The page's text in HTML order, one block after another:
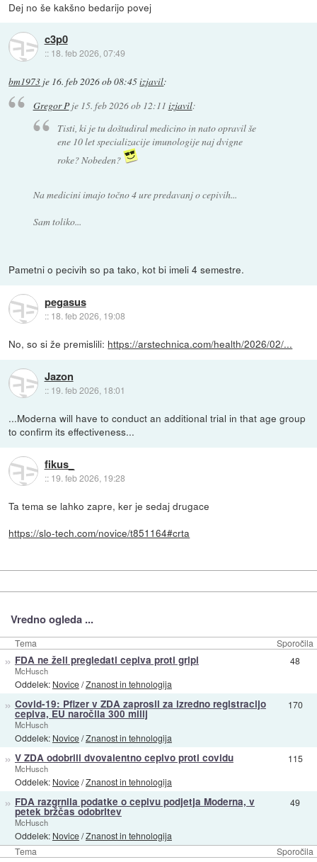
Dej no še kakšno bedarijo povej
c3p0
:: 18. feb 2026, 07:49
bm1973 je 16. feb 2026 ob 08:45izjavil:
Gregor Pje 15. feb 2026 ob 12:11 izjavil:
Tisti, ki je tu doštudiral medicino in nato opravil še
ene 10 let specializacije imunologije naj dvigne
roke? Nobeden?
Na medicini imajo točno 4 ure predavanj o cepivih...
Sam toliko...
Pametni o pecivih so pa tako, kot bi imeli 4 semestre.
pegasus
:: 18. feb 2026, 19:08
No, so si že premislili: https://arstechnica.com/health/2026/02/...
Jazon
:: 19. feb 2026, 18:01
...Moderna will have to conduct an additional trial in that age group
to confirm its effectiveness...
fikus_
:: 19. feb 2026, 19:28
Ta tema se lahko zapre, ker je sedaj drugace
https://slo-tech.com/novice/t851164#crta
Vredno ogleda ...
Tema Sporočila
Tema Sporočila
» FDA ne želi pregledati cepiva proti gripi
McHusch
Oddelek: Novice/Znanost in tehnologija
48
» Covid-19: Pfizer v ZDA zaprosil za izredno registracijo
cepiva, EU naročila 300 milij
McHusch
Oddelek: Novice/Znanost in tehnologija
170
» V ZDA odobrili dvovalentno cepivo proti covidu
McHusch
Oddelek: Novice/Znanost in tehnologija
115
» FDA razgrnila podatke o cepivu podjetja Moderna, v
petek bržčas odobritev
McHusch
Oddelek: Novice/Znanost in tehnologija
49